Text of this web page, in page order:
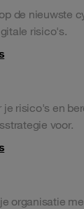
de nieuwste
risico's.
je risico's en
voor.
organisatie